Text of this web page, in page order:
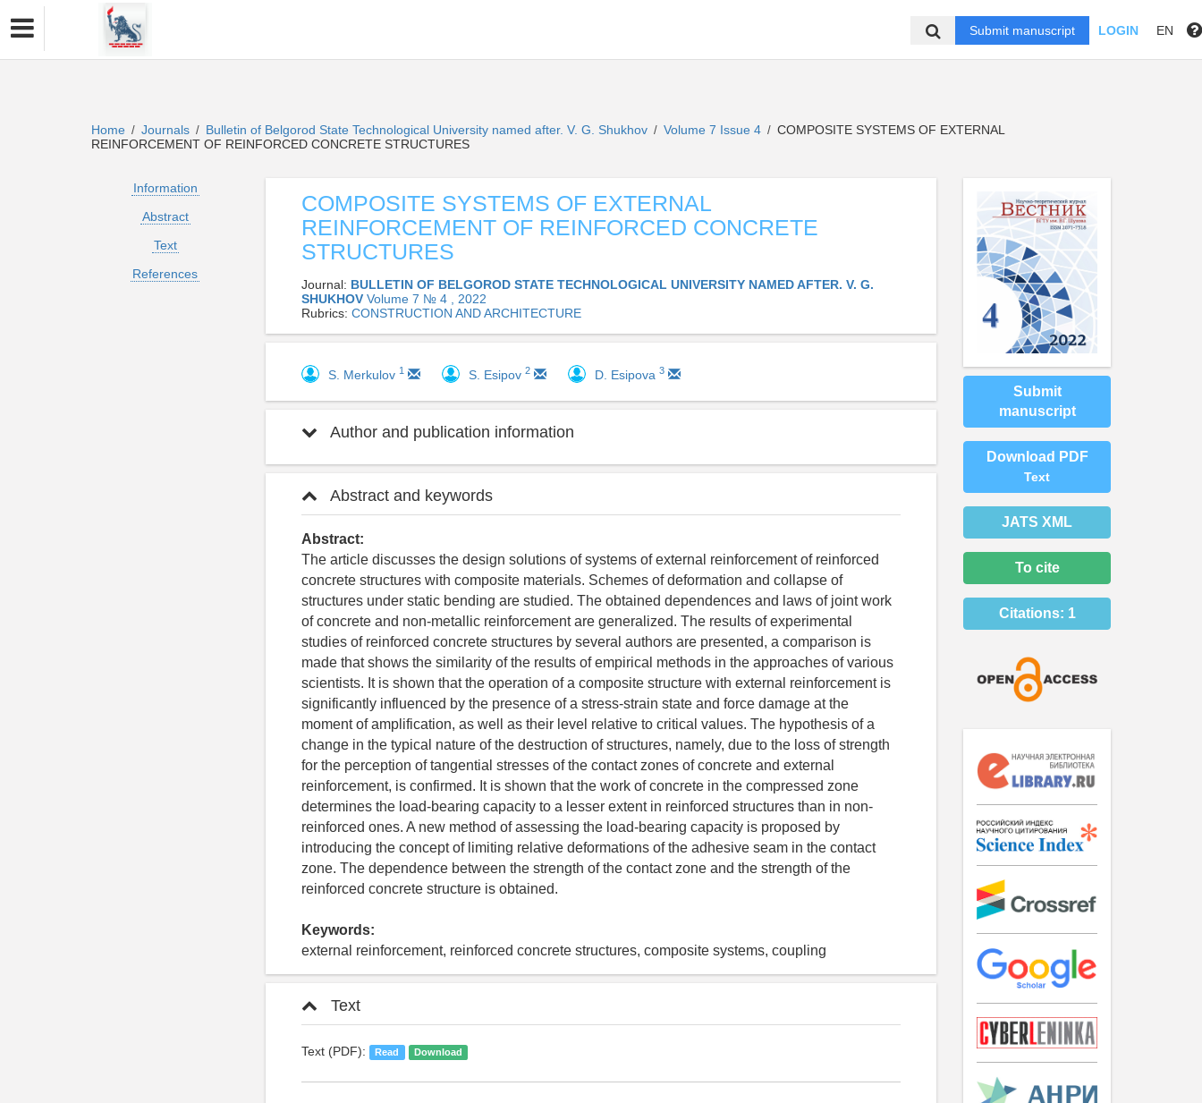
Submit manuscript LOGIN EN
Home / Journals / Bulletin of Belgorod State Technological University named after. V. G. Shukhov / Volume 7 Issue 4 / COMPOSITE SYSTEMS OF EXTERNAL
REINFORCEMENT OF REINFORCED CONCRETE STRUCTURES
Information
Abstract
Text
References
COMPOSITE SYSTEMS OF EXTERNAL
REINFORCEMENT OF REINFORCED CONCRETE
STRUCTURES
Journal: BULLETIN OF BELGOROD STATE TECHNOLOGICAL UNIVERSITY NAMED AFTER. V. G.
SHUKHOV Volume 7 № 4 , 2022
Rubrics: CONSTRUCTION AND ARCHITECTURE
S. Merkulov 1 S. Esipov 2 D. Esipova 3
Author and publication information
Abstract and keywords
Abstract:
The article discusses the design solutions of systems of external reinforcement of reinforced
concrete structures with composite materials. Schemes of deformation and collapse of
structures under static bending are studied. The obtained dependences and laws of joint work
of concrete and non-metallic reinforcement are generalized. The results of experimental
studies of reinforced concrete structures by several authors are presented, a comparison is
made that shows the similarity of the results of empirical methods in the approaches of various
scientists. It is shown that the operation of a composite structure with external reinforcement is
significantly influenced by the presence of a stress-strain state and force damage at the
moment of amplification, as well as their level relative to critical values. The hypothesis of a
change in the typical nature of the destruction of structures, namely, due to the loss of strength
for the perception of tangential stresses of the contact zones of concrete and external
reinforcement, is confirmed. It is shown that the work of concrete in the compressed zone
determines the load-bearing capacity to a lesser extent in reinforced structures than in non-
reinforced ones. A new method of assessing the load-bearing capacity is proposed by
introducing the concept of limiting relative deformations of the adhesive seam in the contact
zone. The dependence between the strength of the contact zone and the strength of the
reinforced concrete structure is obtained.
Keywords:
external reinforcement, reinforced concrete structures, composite systems, coupling
Text
Text (PDF): Read Download
Submit
manuscript
Download PDF
Text
JATS XML
To cite
Citations: 1